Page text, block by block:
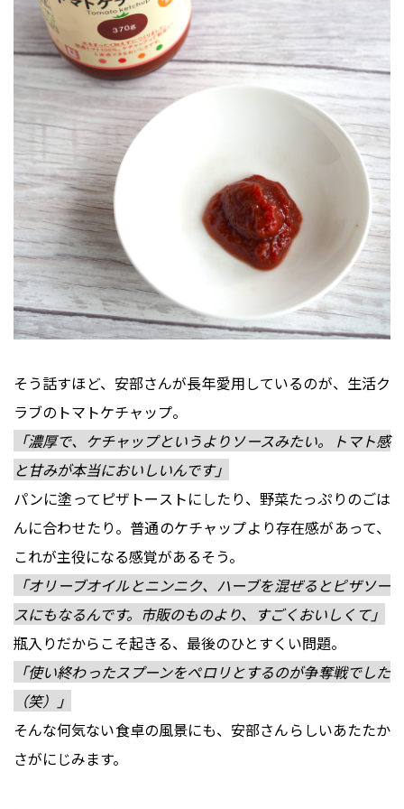
そう話すほど、安部さんが長年愛用しているのが、生活ク
ラブのトマトケチャップ。
「濃厚で、ケチャップというよりソースみたい。トマト感
と甘みが本当においしいんです」
パンに塗ってピザトーストにしたり、野菜たっぷりのごは
んに合わせたり。普通のケチャップより存在感があって、
これが主役になる感覚があるそう。
「オリーブオイルとニンニク、ハーブを混ぜるとピザソー
スにもなるんです。市販のものより、すごくおいしくて」
瓶入りだからこそ起きる、最後のひとすくい問題。
「使い終わったスプーンをペロリとするのが争奪戦でした
（笑）」
そんな何気ない食卓の風景にも、安部さんらしいあたたか
さがにじみます。